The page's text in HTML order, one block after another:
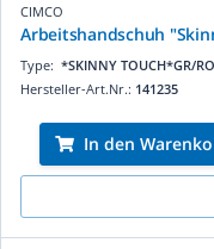
CIMCO
Arbeitshandschuh
Type: *SKINNY TOUCH*GR/
Hersteller-Art.Nr.: 141235
In den